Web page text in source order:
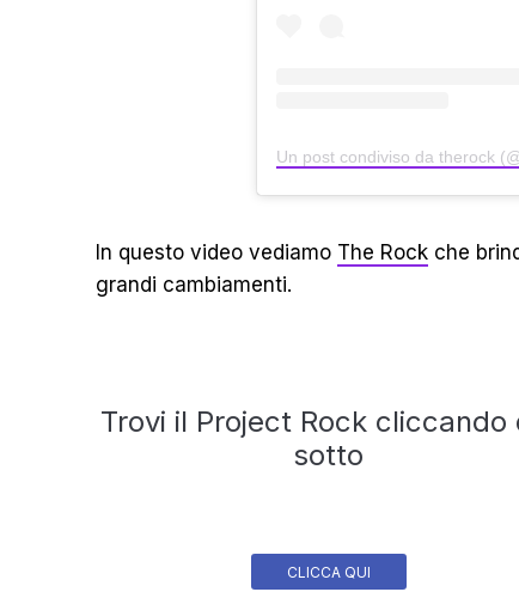
Un post condiviso da therock
In questo video vediamo The Rock che
grandi cambiamenti.
Trovi il Project Rock cliccando
sotto
CLICCA QUI